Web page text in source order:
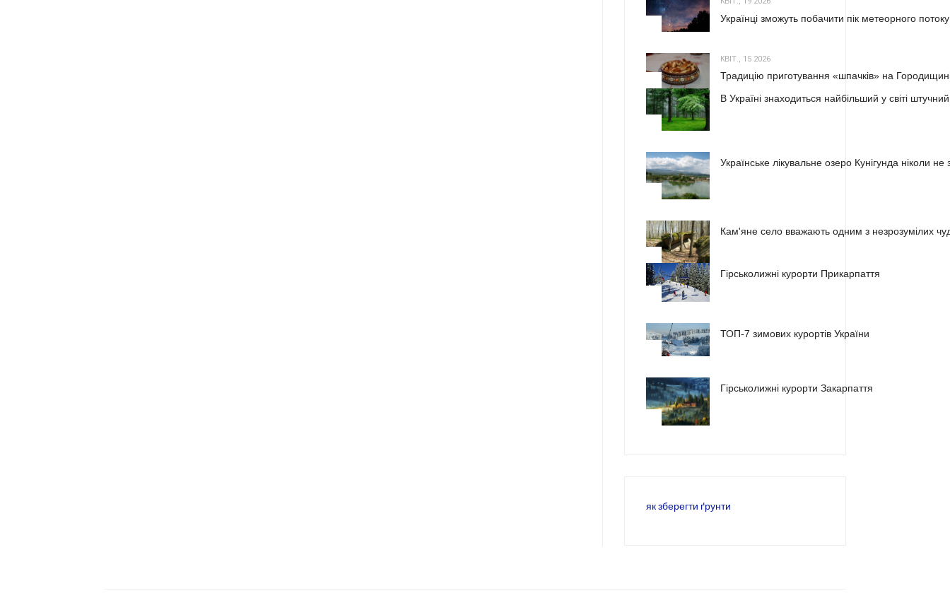
Українці зможуть побачити пік метеорного
КВІТ., 15 2026
Традицію приготування «шпачків» на
В Україні знаходиться найбільший у світі штучний
Українське лікувальне озеро Кунігунда ніколи
Кам'яне село вважають одним з незрозумілих
Гірськолижні курорти Прикарпаття
ТОП-7 зимових курортів України
Гірськолижні курорти Закарпаття
як зберегти ґрунти